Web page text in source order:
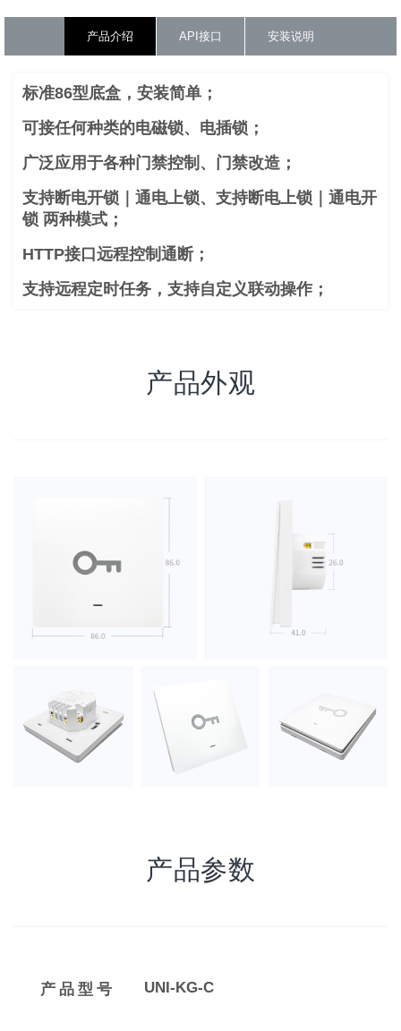
产品介绍 API接口 安装说明
标准86型底盒，安装简单；
可接任何种类的电磁锁、电插锁；
广泛应用于各种门禁控制、门禁改造；
支持断电开锁｜通电上锁、支持断电上锁｜通电开
锁 两种模式；
HTTP接口远程控制通断；
支持远程定时任务，支持自定义联动操作；
产品外观
产品参数
产品型号 UNI-KG-C